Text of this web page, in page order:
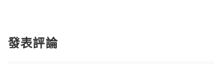
發表評論